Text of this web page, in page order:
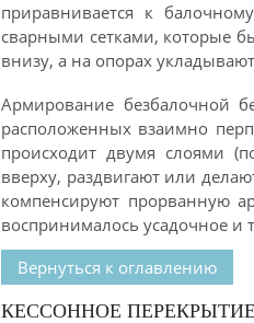
приравнивается к
сварными сетками, которые
внизу, а на опорах
Армирование безбалочной
расположенных взаимно
происходит двумя слоями
вверху, раздвигают или
компенсируют прорванную
воспринималось усадочное и
Вернуться к оглавлению
КЕССОННОЕ ПЕРЕКРЫТИЕ